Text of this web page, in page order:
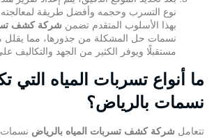
نوع التسرب وحجمه وأفضل طريقة لمعالجته.
بهذا الأسلوب المتقدم تضمن شركة كشف
نسمات حل المشكلة من جذورها، مما يقلل
مستقبلًا ويوفر الكثير من الجهد والتكاليف
ما أنواع تسربات المياه التي
نسمات بالرياض؟
تتعامل شركة كشف تسربات المياه بالرياض نسمات